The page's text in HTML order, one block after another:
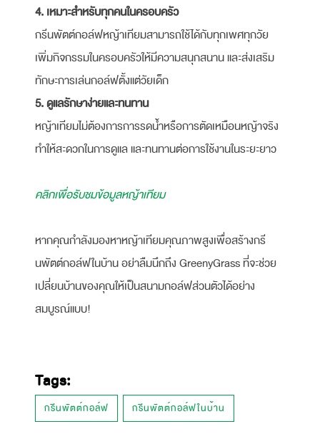
4. เหมาะสำหรับทุกคนในครอบครัว
กรีนพัตต์กอล์ฟหญ้าเทียมสามารถใช้ได้กับทุกเพศทุกวัย
เพิ่มกิจกรรมในครอบครัวให้มีความสนุกสนาน และส่งเสริม
ทักษะการเล่นกอล์ฟตั้งแต่วัยเด็ก
5. ดูแลรักษาง่ายและทนทาน
หญ้าเทียมไม่ต้องการการรดน้ำหรือการตัดเหมือนหญ้าจริง
ทำให้สะดวกในการดูแล และทนทานต่อการใช้งานในระยะยาว
คลิกเพื่อรับชมข้อมูลหญ้าเทียม
หากคุณกำลังมองหาหญ้าเทียมคุณภาพสูงเพื่อสร้างกรี
นพัตต์กอล์ฟในบ้าน อย่าลืมนึกถึง GreenyGrass ที่จะช่วย
เปลี่ยนบ้านของคุณให้เป็นสนามกอล์ฟส่วนตัวได้อย่าง
สมบูรณ์แบบ!
Tags:
กรีนพัตต์กอล์ฟ กรีนพัตต์กอล์ฟในบ้าน